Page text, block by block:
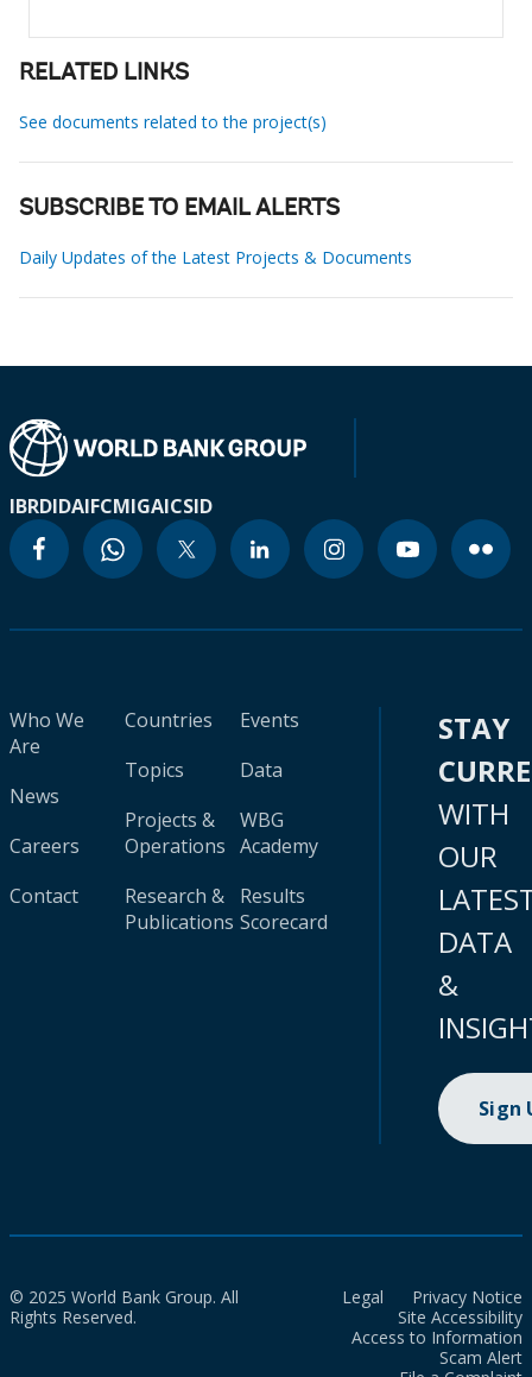
RELATED LINKS
See documents related to the project(s)
SUBSCRIBE TO EMAIL ALERTS
Daily Updates of the Latest Projects & Documents
IBRDIDAIFCMIGAICSID
Who We
Are
News
Careers
Contact
Countries
Topics
Projects &
Operations
Research &
Publications
Events
Data
WBG
Academy
Results
Scorecard
STAY
WITH
OUR
DATA
&
Sign
© 2025 World Bank Group. All
Rights Reserved.
Legal
Privacy Notice
Site Accessibility
Access to Information
Scam Alert